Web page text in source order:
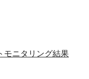
モニタリング結果